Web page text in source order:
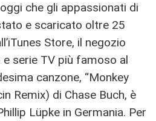
che gli appassionati di
e scaricato oltre 25
Store, il negozio
serie TV più famoso al
canzone, “Monkey
Remix) di Chase Buch, è
Lüpke in Germania. Per